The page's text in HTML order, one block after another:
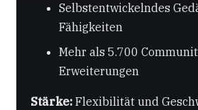
Selbstentwickelndes
Fähigkeiten
Mehr als 5.700
Erweiterungen
Stärke:Flexibilität und